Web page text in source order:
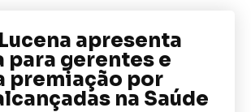
apresenta
para gerentes e
premiação por
na Saúde